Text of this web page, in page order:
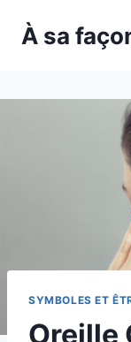
À sa
SYMBOLES ET
Oreille